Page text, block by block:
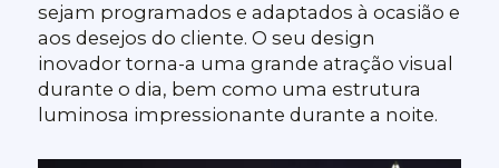
sejam programados e adaptados à ocasião e
aos desejos do cliente. O seu design
inovador torna-a uma grande atração visual
durante o dia, bem como uma estrutura
luminosa impressionante durante a noite.